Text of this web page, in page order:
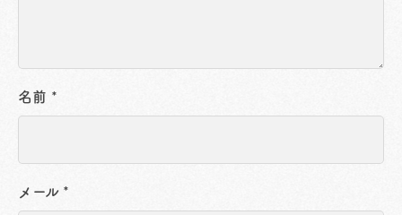
名前 *
メール *